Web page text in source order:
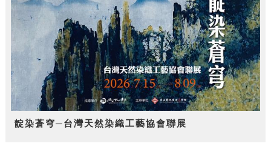
靛染蒼穹─台灣天然染織工藝協會聯展